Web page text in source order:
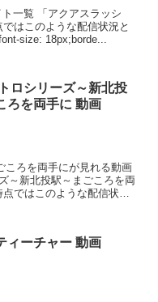
一覧 「アクアスラッシ
はこのような配信状況と
size: 18px;borde...
ロシリーズ～新北投
ろを両手に 動画
ころを両手にが見れる動画
～新北投駅～まごころを両
ではこのような配信状況
ィーチャー 動画